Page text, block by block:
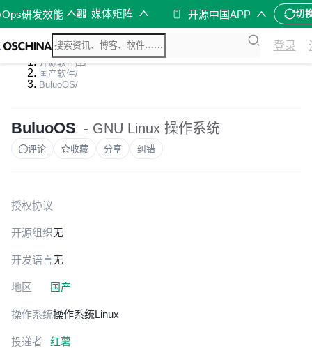
研发效能 媒体矩阵 开源中国APP 切
登录
开源软件库/
国产软件/
BuluoOS/
BuluoOS - GNU Linux 操作系统
评论 收藏 分享 纠错
授权协议
开源组织无
开发语言无
地区 国产
操作系统操作系统Linux
投递者 红薯